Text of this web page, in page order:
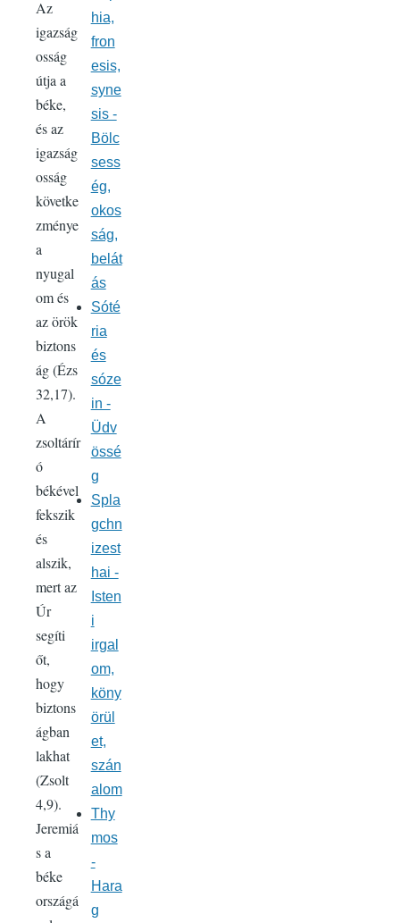
Az
igazság
osság
útja a
béke,
és az
igazság
osság
követke
zménye
a
nyugal
om és
az örök
biztons
ág (Ézs
32,17).
A
zsoltárír
ó
békével
fekszik
és
alszik,
mert az
Úr
segíti
őt,
hogy
biztons
ágban
lakhat
(Zsolt
4,9).
Jeremiá
s a
béke
országá
hia,
fron
esis,
syne
sis -
Bölc
sess
ég,
okos
ság,
belát
ás
Sóté
ria
és
sóze
in -
Üdv
össé
g
Spla
gchn
izest
hai -
Isten
i
irgal
om,
köny
örül
et,
szán
alom
Thy
mos
-
Hara
g